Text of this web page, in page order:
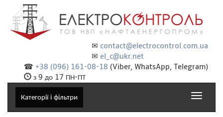
✉ contact@electrocontrol.com.ua
✉ el_c@ukr.net
☎ +38 (096) 161-08-18 (Viber, WhatsApp, Telegram)
з 9 до 17 ПН-ПТ
Категорії і фільтри
Toggle